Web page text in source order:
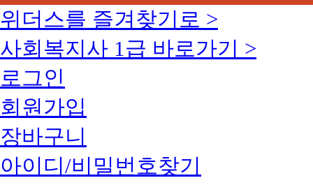
위더스를 즐겨찾기로 >
사회복지사 1급 바로가기 >
로그인
회원가입
장바구니
아이디/비밀번호찾기